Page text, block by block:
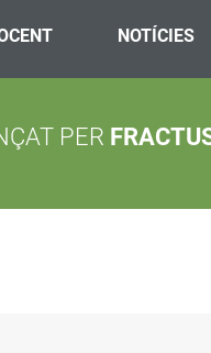
NOTÍCIES
PER